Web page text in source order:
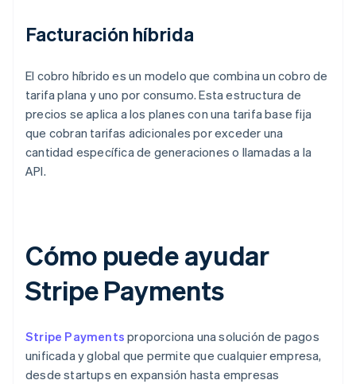
Facturación híbrida
El cobro híbrido es un modelo que combina un cobro de
tarifa plana y uno por consumo. Esta estructura de
precios se aplica a los planes con una tarifa base fija
que cobran tarifas adicionales por exceder una
cantidad específica de generaciones o llamadas a la
API.
Cómo puede ayudar
Stripe Payments
Stripe Payments proporciona una solución de pagos
unificada y global que permite que cualquier empresa,
desde startups en expansión hasta empresas